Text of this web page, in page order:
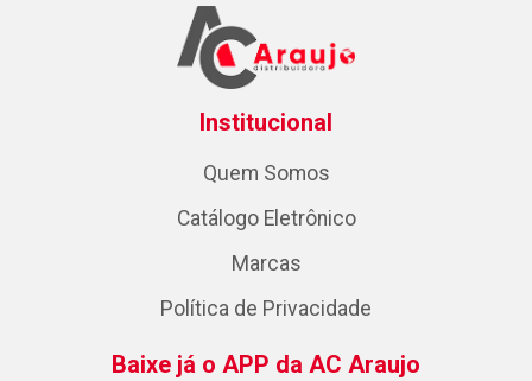
Institucional
Quem Somos
Catálogo Eletrônico
Marcas
Política de Privacidade
Baixe já o APP da AC Araujo